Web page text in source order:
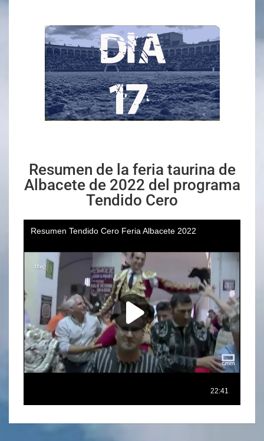
Resumen de la feria taurina de
Albacete de 2022 del programa
Tendido Cero